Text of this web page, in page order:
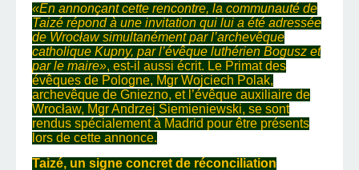
«En annonçant cette rencontre, la communauté de
Taizé répond à une invitation qui lui a été adressée
de Wrocław simultanément par l’archevêque
catholique Kupny, par l’évêque luthérien Bogusz et
par le maire», est-il aussi écrit. Le Primat des
évêques de Pologne, Mgr Wojciech Polak,
archevêque de Gniezno, et l’évêque auxiliaire de
Wrocław, Mgr Andrzej Siemieniewski, se sont
rendus spécialement à Madrid pour être présents
lors de cette annonce.
Taizé, un signe concret de réconciliation